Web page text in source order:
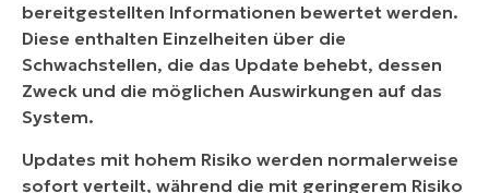
bereitgestellten Informationen bewertet werden.
Diese enthalten Einzelheiten über die
Schwachstellen, die das Update behebt, dessen
Zweck und die möglichen Auswirkungen auf das
System.
Updates mit hohem Risiko werden normalerweise
sofort verteilt, während die mit geringerem Risiko